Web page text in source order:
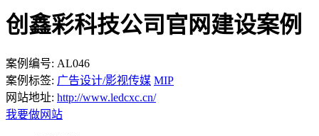
创鑫彩科技公司官网建设案例
案例编号: AL046
案例标签: 广告设计/影视传媒 MIP
网站地址: http://www.ledcxc.cn/
我要做网站